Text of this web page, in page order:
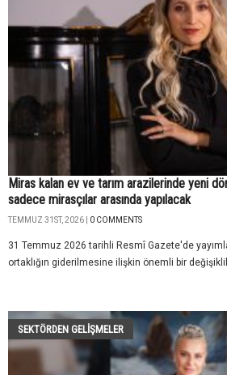
Miras kalan ev ve tarım arazilerinde yeni
sadece mirasçılar arasında yapılacak
TEMMUZ 31ST, 2026 | 0 COMMENTS
31 Temmuz 2026 tarihli Resmî Gazete'de
ortaklığın giderilmesine ilişkin önemli bir
SEKTÖRDEN GELIŞMELER